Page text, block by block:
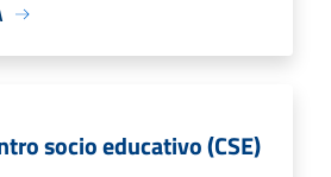
socio educativo (CSE)